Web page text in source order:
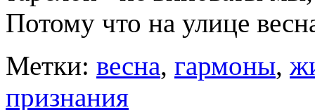
Потому что на улице
Метки: весна, гармоны,
признания